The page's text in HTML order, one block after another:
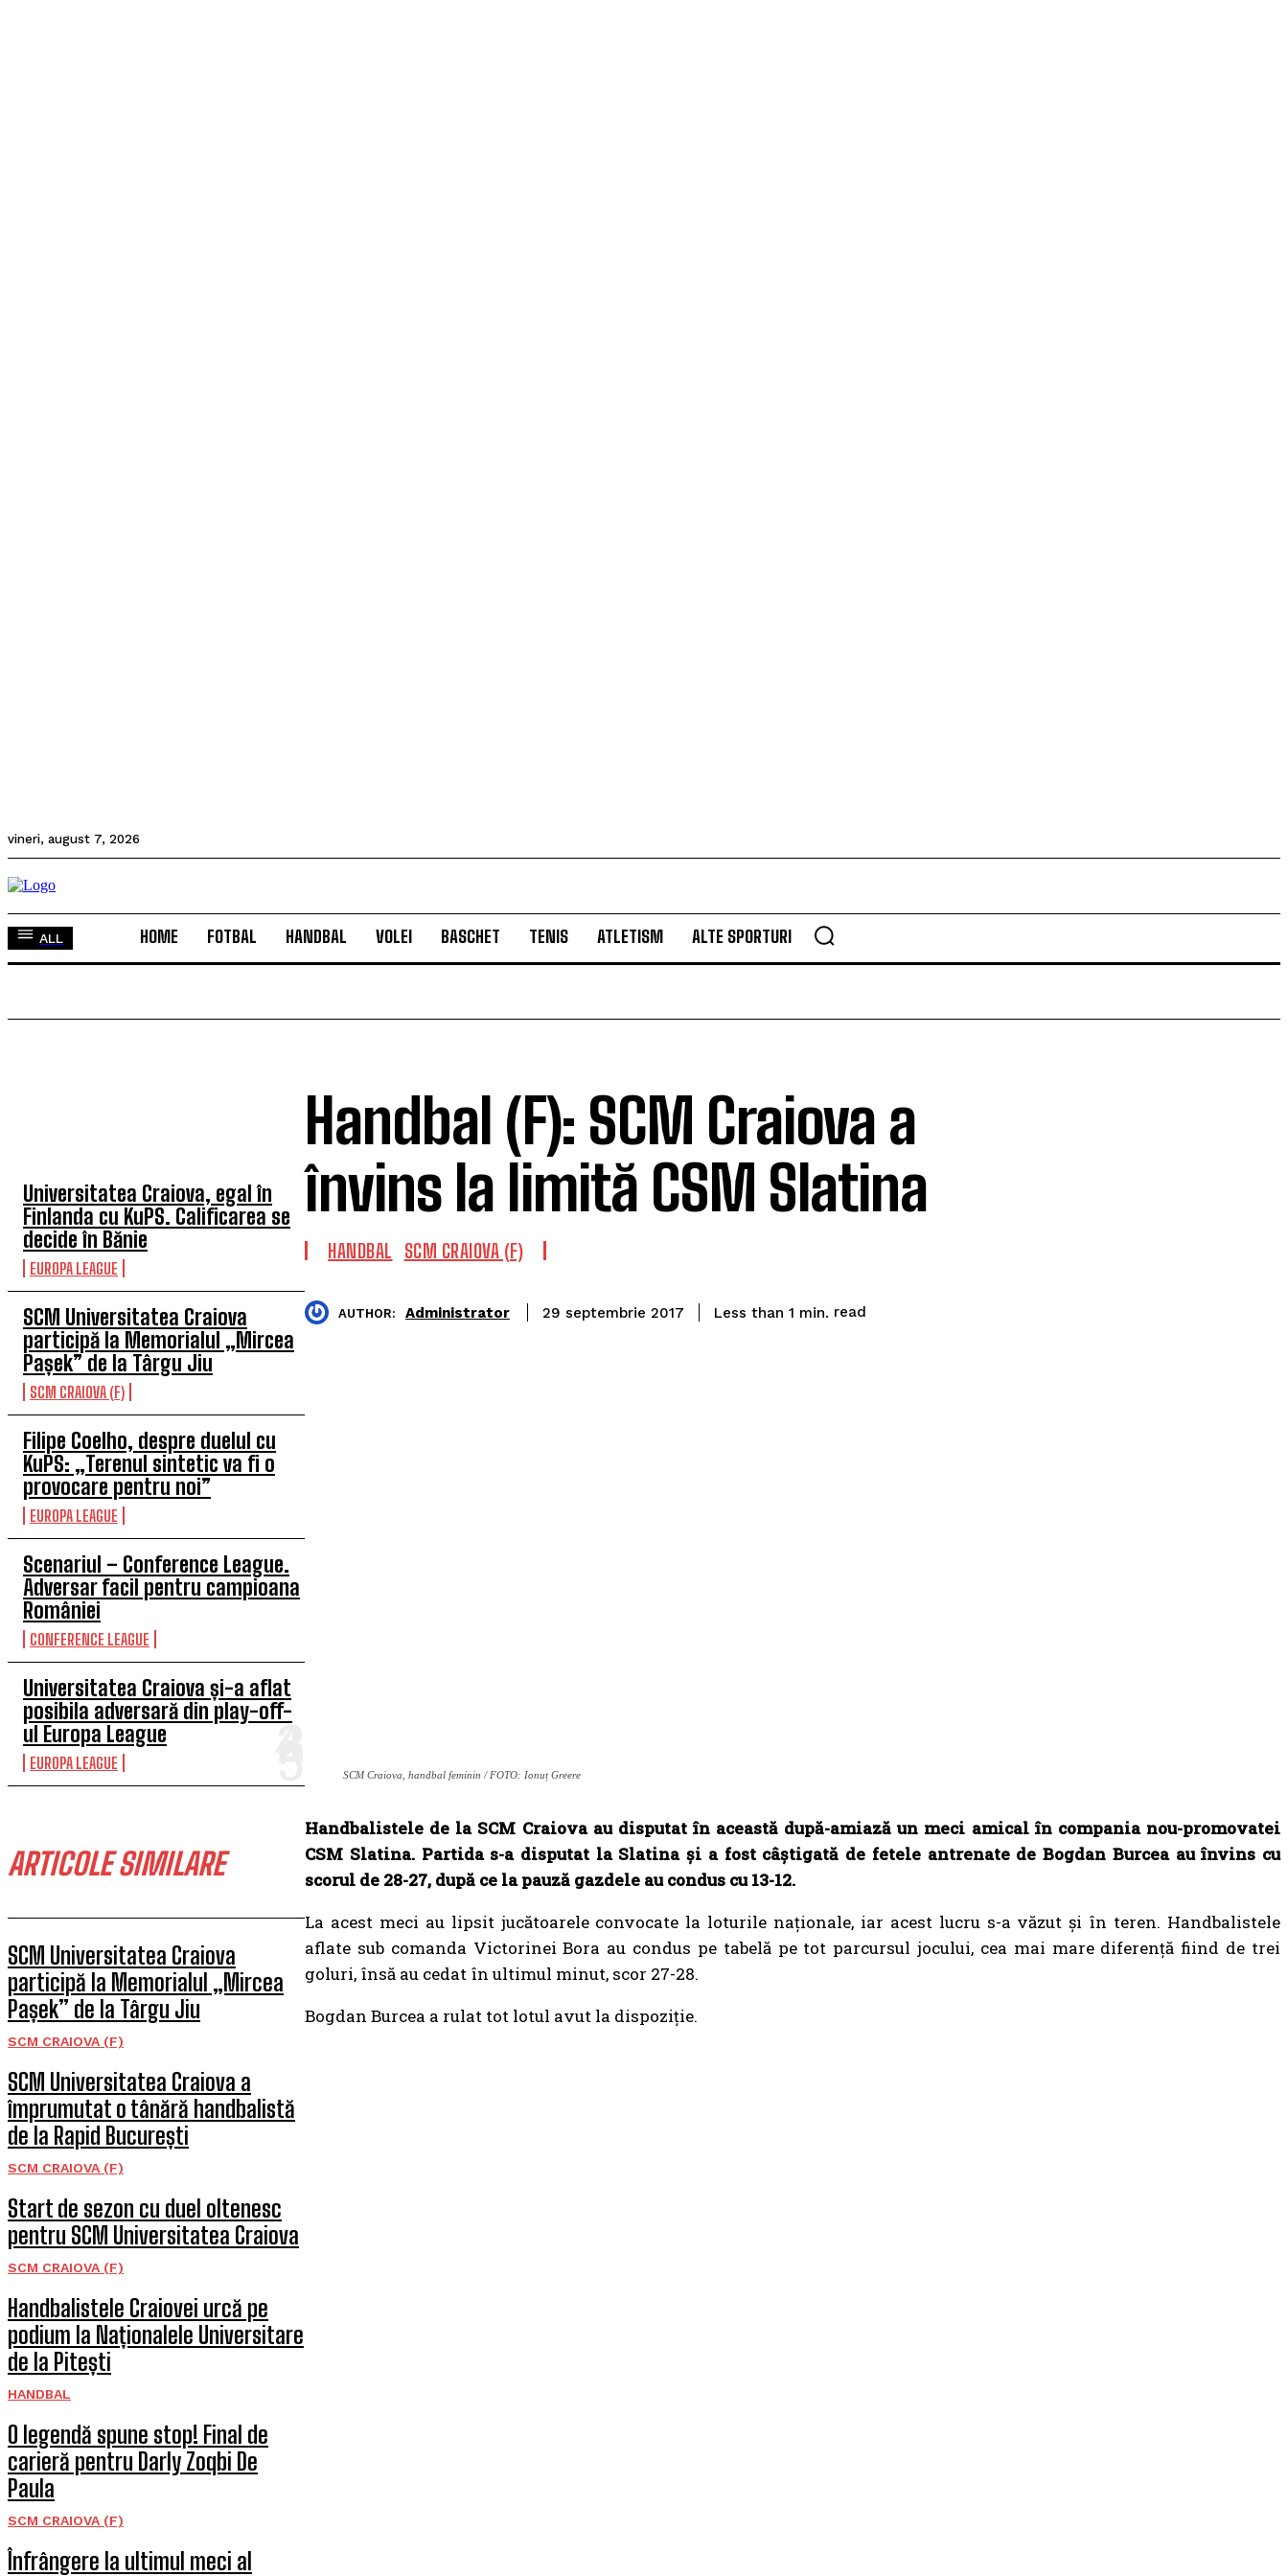
vineri, august 7, 2026
ALL HOME FOTBAL HANDBAL VOLEI BASCHET TENIS ATLETISM ALTE SPORTURI
Universitatea Craiova, egal în
Finlanda cu KuPS. Calificarea se
decide în Bănie
EUROPA LEAGUE
SCM Universitatea Craiova
participă la Memorialul „Mircea
Pașek” de la Târgu Jiu
SCM CRAIOVA (F)
Filipe Coelho, despre duelul cu
KuPS: „Terenul sintetic va fi o
provocare pentru noi”
EUROPA LEAGUE
Scenariul – Conference League.
Adversar facil pentru campioana
României
CONFERENCE LEAGUE
Universitatea Craiova și-a aflat
posibila adversară din play-off-
ul Europa League
EUROPA LEAGUE
ARTICOLE SIMILARE
SCM Universitatea Craiova
participă la Memorialul „Mircea
Pașek” de la Târgu Jiu
SCM CRAIOVA (F)
SCM Universitatea Craiova a
împrumutat o tânără handbalistă
de la Rapid București
SCM CRAIOVA (F)
Start de sezon cu duel oltenesc
pentru SCM Universitatea Craiova
SCM CRAIOVA (F)
Handbalistele Craiovei urcă pe
podium la Naționalele Universitare
de la Pitești
HANDBAL
O legendă spune stop! Final de
carieră pentru Darly Zoqbi De
Paula
SCM CRAIOVA (F)
Înfrângere la ultimul meci al
Handbal (F): SCM Craiova a
învins la limită CSM Slatina
HANDBAL SCM CRAIOVA (F)
AUTHOR: Administrator 29 septembrie 2017 Less than 1 min. read
SCM Craiova, handbal feminin / FOTO: Ionuț Greere
Handbalistele de la SCM Craiova au disputat în această după-amiază un meci amical în compania nou-promovatei
CSM Slatina. Partida s-a disputat la Slatina și a fost câștigată de fetele antrenate de Bogdan Burcea au învins cu
scorul de 28-27, după ce la pauză gazdele au condus cu 13-12.
La acest meci au lipsit jucătoarele convocate la loturile naţionale, iar acest lucru s-a văzut și în teren. Handbalistele
aflate sub comanda Victorinei Bora au condus pe tabelă pe tot parcursul jocului, cea mai mare diferență fiind de trei
goluri, însă au cedat în ultimul minut, scor 27-28.
Bogdan Burcea a rulat tot lotul avut la dispoziție.